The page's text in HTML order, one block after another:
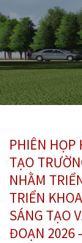
PHIÊN HỌP
TẠO
NHẰM
TRIỂN
SÁNG TẠO
ĐOẠN 2026